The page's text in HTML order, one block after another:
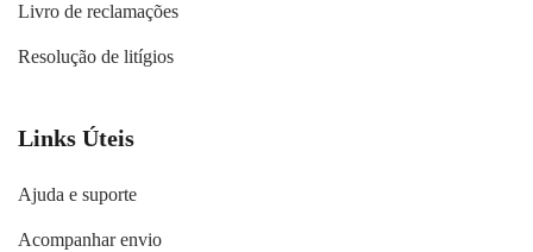
Livro de reclamações
Resolução de litígios
Links Úteis
Ajuda e suporte
Acompanhar envio